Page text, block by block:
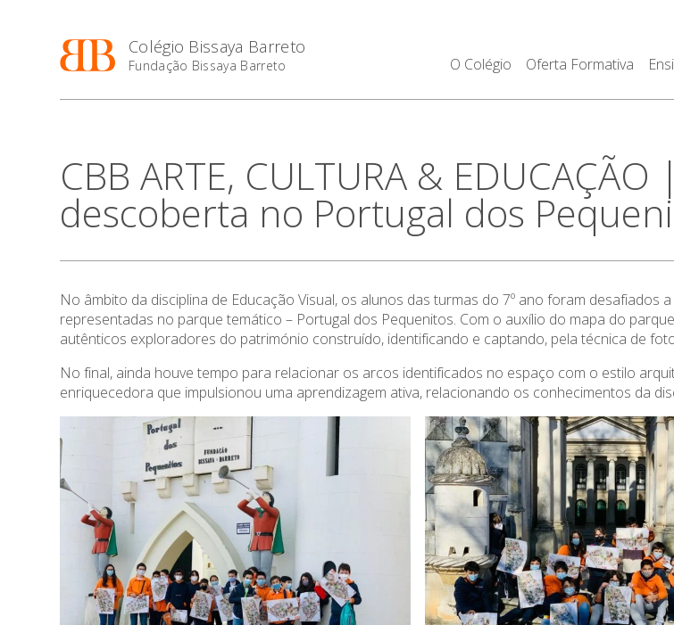
Colégio Bissaya Barreto
Fundação Bissaya Barreto O Colégio Oferta Formativa
CBB ARTE, CULTURA &
descoberta no Portugal dos
No âmbito da disciplina de Educação Visual, os alunos das turmas do 7º ano foram
representadas no parque temático – Portugal dos Pequenitos. Com o auxílio do mapa do
autênticos exploradores do património construído, identificando e captando, pela técnica de
No final, ainda houve tempo para relacionar os arcos identificados no espaço com o estilo
enriquecedora que impulsionou uma aprendizagem ativa, relacionando os conhecimentos da